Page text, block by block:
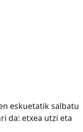
eskuetatik salbatu
da: etxea utzi eta